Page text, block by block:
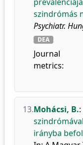
szindrómás
Psychiatr.
DEA
Journal
metrics:
13.Mohácsi, B.:
irányba